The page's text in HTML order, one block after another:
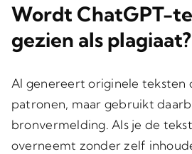
Wordt ChatGPT-
gezien als plagiaat?
AI genereert originele teksten
patronen, maar gebruikt
bronvermelding. Als je de
overneemt zonder zelf